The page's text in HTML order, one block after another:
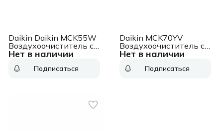
Нет в наличии
Daikin Daikin MCK55W
Воздухоочиститель с
увлажнением
Подписаться
Нет в наличии
Daikin MCK70YV
Воздухоочиститель с
увлажнением
Подписаться